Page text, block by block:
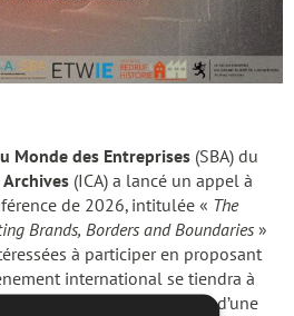
Monde des Entreprises (SBA) du
(ICA) a lancé un appel à
de 2026, intitulée « The
Brands, Borders and Boundaries »
à participer en proposant
international se tiendra à
, dans le cadre d’une